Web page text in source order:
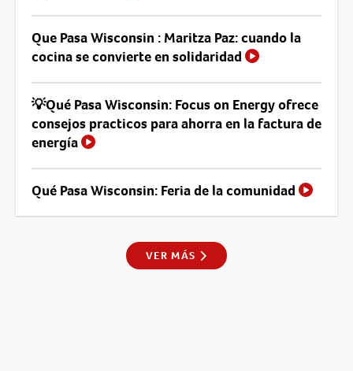
Que Pasa Wisconsin : Maritza Paz: cuando la
cocina se convierte en solidaridad
💡Qué Pasa Wisconsin: Focus on Energy ofrece
consejos practicos para ahorra en la factura de
energía
Qué Pasa Wisconsin: Feria de la comunidad
VER MÁS